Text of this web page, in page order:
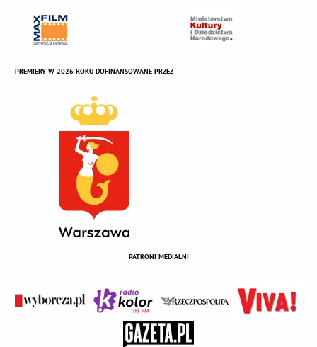
PREMIERY W 2026 ROKU DOFINANSOWANE PRZEZ
PATRONI MEDIALNI